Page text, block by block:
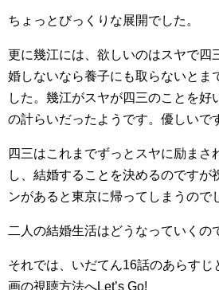
ちょっとびっくりな展開でした。
更に幾江には、欲しいのはスヤで四
婚しないなら養子にも取らないとま
した。幾江がスヤが四三のことを好
の計らいだったようです。優しいで
四三はこれまでずっとスヤに励まさ
し、結婚することを決めるのですが
ンがあると東京に帰ってしまうので
二人の結婚生活はどうなっていくの
それでは、いだてん16話のあらすじ
画の視聴方法へLet’s Go!